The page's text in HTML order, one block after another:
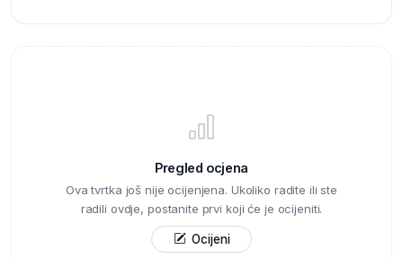
Pregled ocjena
Ova tvrtka još nije ocijenjena. Ukoliko radite ili ste
radili ovdje, postanite prvi koji će je ocijeniti.
Ocijeni